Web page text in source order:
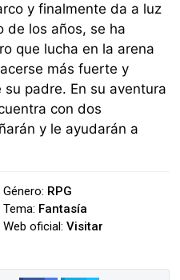
y finalmente da a luz
de los años, se ha
que lucha en la arena
más fuerte y
padre. En su aventura
con dos
y le ayudarán a
Género: RPG
Tema: Fantasía
Web oficial: Visitar